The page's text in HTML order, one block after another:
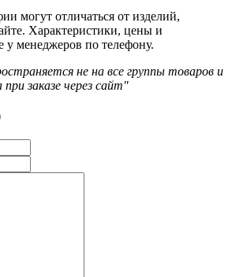
могут отличаться от изделий,
Характеристики, цены и
у менеджеров по телефону.
не на все группы товаров и
заказе через сайт"